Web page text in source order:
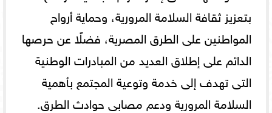
بتعزيز ثقافة السلامة المرورية، وحماية أرواح
المواطنين على الطرق المصرية، فضلًا عن حرصها
الدائم على إطلاق العديد من المبادرات الوطنية
التى تهدف إلى خدمة وتوعية المجتمع بأهمية
السلامة المرورية ودعم مصابى حوادث الطرق.